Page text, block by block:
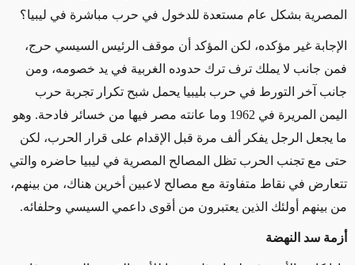
المصرية بشكل عام مستعدة للدخول في حرب مباشرة في ليبيا؟
الإجابة غير مؤكده، لكن المؤكد أن موقف الرئيس السيسي حرج،
فمن جانب لا يملك ترف ترك حدوده الغربية في يد خصومه، ومن
جانب آخر التورط في حرب بليبيا يحمل شبح تكرار تجربة حرب
اليمن المريرة في 1962 وما عانته مصر فيها من خسائر فادحة. وهو
ما يجعل الرجل يفكر ألف مرة قبل الإقدام على قرار الحرب، لكن
حتى مع تجنب الحرب تظل المصالح المصرية في ليبيا حاضره والتي
تتعارض في نقاط متفاوتة مع مصالح لاعبين أخرين هناك، من بينهم،
من بينهم أولئك الذين يعتبرون من أقوى داعمي السيسي وحلفائه.
أزمة سد النهضة